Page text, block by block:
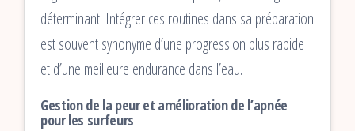
déterminant. Intégrer ces routines dans sa préparation
est souvent synonyme d’une progression plus rapide
et d’une meilleure endurance dans l’eau.
Gestion de la peur et amélioration de l’apnée
pour les surfeurs